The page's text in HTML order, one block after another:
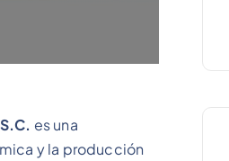
es una
y la producción